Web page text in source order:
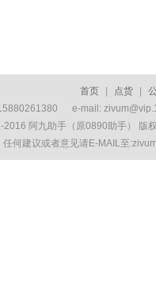
首页 点货
e-mail:
阿九助手（原0890助手） 版
任何建议或者意见请E-MAIL至